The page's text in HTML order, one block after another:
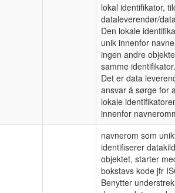
lokal identifikator,
dataleverendør/
Den lokale
unik innenfor
ingen andre
samme
Det er data
ansvar å sørge for
lokale
innenfor
navnerom som
identifiserer
objektet, starter
bokstavs kode jfr
Benytter